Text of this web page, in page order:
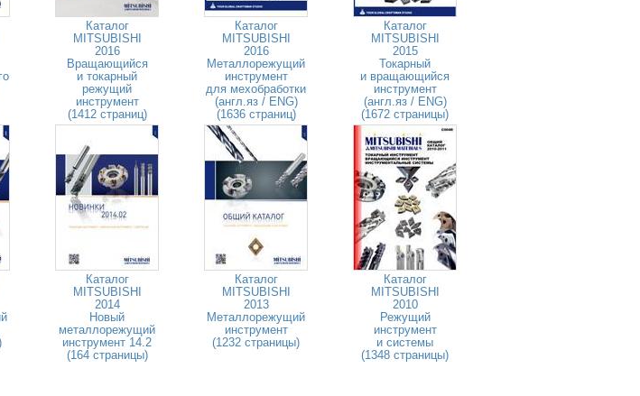
Каталог
MITSUBISHI
2016
Вращающийся
и токарный
режущий
инструмент
(1412 страниц)
Каталог
MITSUBISHI
2016
Металлорежущий
инструмент
для мехобработки
(англ.яз / ENG)
(1636 страниц)
Каталог
MITSUBISHI
2015
Токарный
и вращающийся
инструмент
(англ.яз / ENG)
(1672 страницы)
Каталог
MITSUBISHI
2014
Новый
металлорежущий
инструмент 14.2
(164 страницы)
Каталог
MITSUBISHI
2013
Металлорежущий
инструмент
(1232 страницы)
Каталог
MITSUBISHI
2010
Режущий
инструмент
и системы
(1348 страницы)